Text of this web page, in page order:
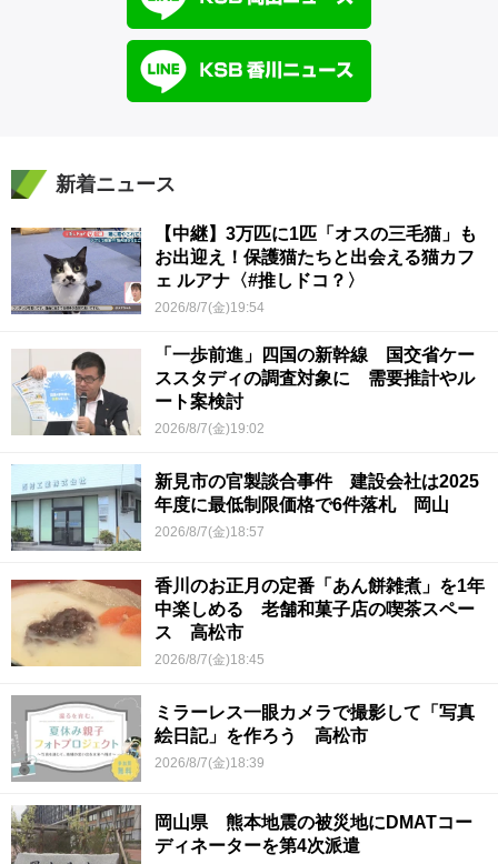
新着ニュース
【中継】3万匹に1匹「オスの三毛猫」も
お出迎え！保護猫たちと出会える猫カフ
ェ ルアナ〈#推しドコ？〉
2026/8/7(金)19:54
「一歩前進」四国の新幹線 国交省ケー
ススタディの調査対象に 需要推計やル
ート案検討
2026/8/7(金)19:02
新見市の官製談合事件 建設会社は2025
年度に最低制限価格で6件落札 岡山
2026/8/7(金)18:57
香川のお正月の定番「あん餅雑煮」を1年
中楽しめる 老舗和菓子店の喫茶スペー
ス 高松市
2026/8/7(金)18:45
ミラーレス一眼カメラで撮影して「写真
絵日記」を作ろう 高松市
2026/8/7(金)18:39
岡山県 熊本地震の被災地にDMATコー
ディネーターを第4次派遣